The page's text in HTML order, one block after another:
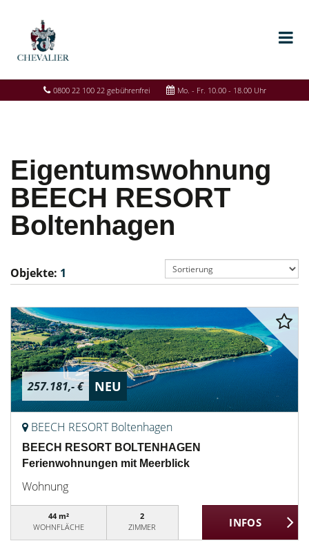
0800 22 100 22 gebührenfrei Mo. - Fr. 10.00 - 18.00 Uhr
Eigentumswohnung
BEECH RESORT
Boltenhagen
Objekte: 1
257.181,- € NEU
BEECH RESORT Boltenhagen
BEECH RESORT BOLTENHAGEN
Ferienwohnungen mit Meerblick
Wohnung
44 m²
WOHNFLÄCHE
2
ZIMMER